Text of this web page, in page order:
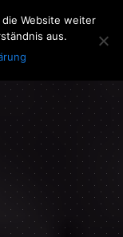
Website weiter
aus.